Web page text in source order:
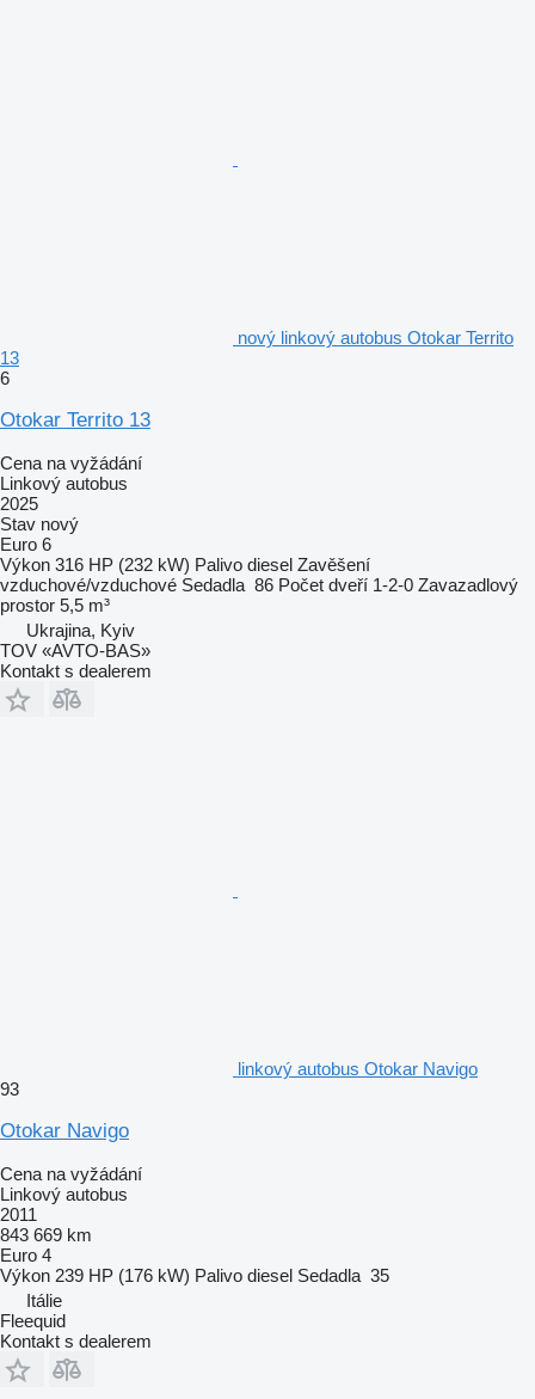
nový linkový autobus Otokar Territo
13
6
Otokar Territo 13
Cena na vyžádání
Linkový autobus
2025
Stav nový
Euro 6
Výkon 316 HP (232 kW) Palivo diesel Zavěšení
vzduchové/vzduchové Sedadla 86 Počet dveří 1-2-0 Zavazadlový
prostor 5,5 m³
Ukrajina, Kyiv
TOV «AVTO-BAS»
Kontakt s dealerem
linkový autobus Otokar Navigo
93
Otokar Navigo
Cena na vyžádání
Linkový autobus
2011
843 669 km
Euro 4
Výkon 239 HP (176 kW) Palivo diesel Sedadla 35
Itálie
Fleequid
Kontakt s dealerem